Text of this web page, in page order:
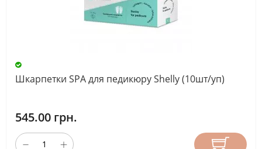
Шкарпетки SPA для педикюру Shelly (10шт/уп)
545.00 грн.